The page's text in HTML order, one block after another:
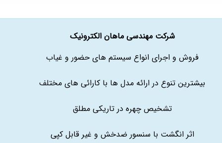
شرکت مهندسی ماهان الکترونیک
فروش و اجرای انواع سیستم های حضور و غیاب
بیشترین تنوع در ارائه مدل ها با کارائی های مختلف
تشخیص چهره در تاریکی مطلق
اثر انگشت با سنسور ضدخش و غیر قابل کپی